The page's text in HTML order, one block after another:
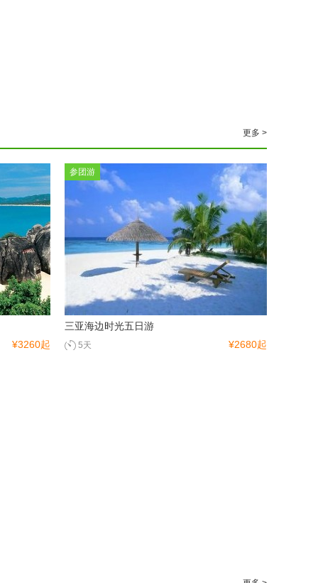
更多 >
¥3260起
参团游
三亚海边时光五日游
¥2680起
5天